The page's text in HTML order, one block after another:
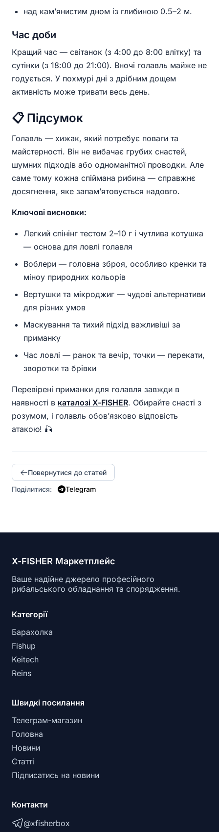
над кам’янистим дном із глибиною 0.5–2 м.
Час доби
Кращий час — світанок (з 4:00 до 8:00 влітку) та
сутінки (з 18:00 до 21:00). Вночі голавль майже не
годується. У похмурі дні з дрібним дощем
активність може тривати весь день.
📋 Підсумок
Голавль — хижак, який потребує поваги та
майстерності. Він не вибачає грубих снастей,
шумних підходів або одноманітної проводки. Але
саме тому кожна спіймана рибина — справжнє
досягнення, яке запам’ятовується надовго.
Ключові висновки:
Легкий спінінг тестом 2–10 г і чутлива котушка
— основа для ловлі голавля
Воблери — головна зброя, особливо кренки та
міноу природних кольорів
Вертушки та мікроджиг — чудові альтернативи
для різних умов
Маскування та тихий підхід важливіші за
приманку
Час ловлі — ранок та вечір, точки — перекати,
зворотки та брівки
Перевірені приманки для голавля завжди в
наявності в каталозі X-FISHER. Обирайте снасті з
розумом, і голавль обов’язково відповість
атакою! 🎣
Повернутися до статей
Поділитися:
Telegram
X-FISHER Маркетплейс
Ваше надійне джерело професійного
рибальського обладнання та спорядження.
Категорії
Барахолка
Fishup
Keitech
Reins
Швидкі посилання
Телеграм-магазин
Головна
Новини
Статті
Підписатись на новини
Контакти
@xfisherbox